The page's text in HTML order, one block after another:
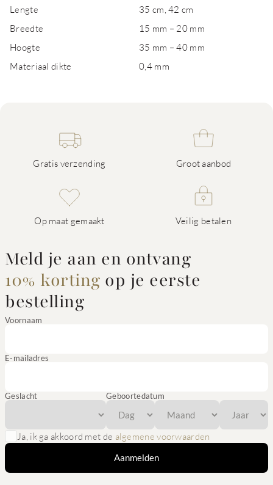
Lengte
35 cm, 42 cm
Breedte
15 mm – 20 mm
Hoogte
35 mm – 40 mm
Materiaal dikte
0,4 mm
Gratis verzending Groot aanbod
Op maat gemaakt Veilig betalen
Meld je aan en ontvang
10% korting op je eerste
bestelling
Voornaam
E-mailadres
Geslacht Geboortedatum
Ja, ik ga akkoord met de algemene voorwaarden
Aanmelden